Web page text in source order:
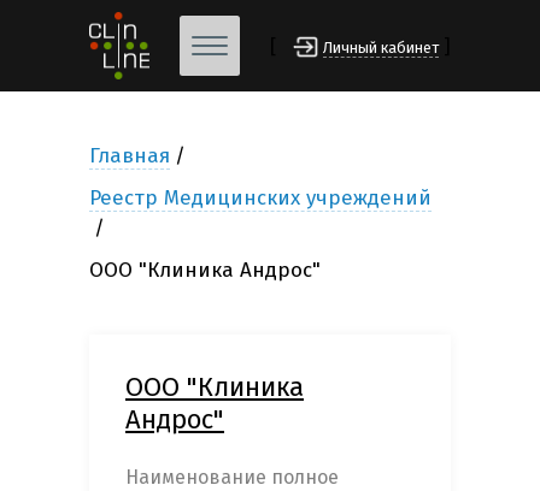
Личный кабинет
Главная
Реестр Медицинских учреждений
ООО "Клиника Андрос"
ООО "Клиника
Андрос"
Наименование полное